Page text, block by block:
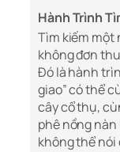
Hành Trình
Tìm kiếm một
không đơn
Đó là hành
giao” có thể
cây cổ thụ,
phê nồng
không thể nói